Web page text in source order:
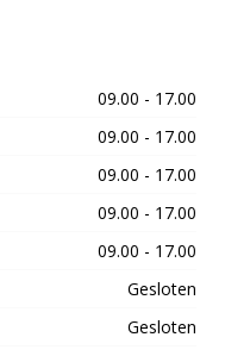
09.00 - 17.00
09.00 - 17.00
09.00 - 17.00
09.00 - 17.00
09.00 - 17.00
Gesloten
Gesloten